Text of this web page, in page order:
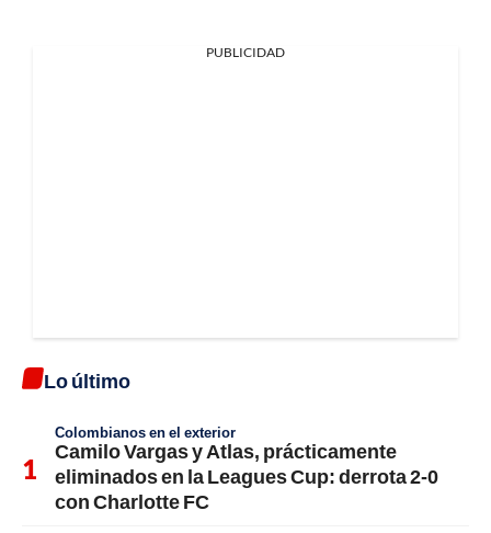
PUBLICIDAD
Lo último
Colombianos en el exterior
Camilo Vargas y Atlas, prácticamente
eliminados en la Leagues Cup: derrota 2-0
con Charlotte FC